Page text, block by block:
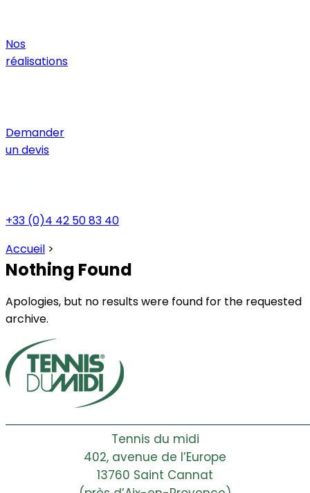
Nos
réalisations
Demander
un devis
+33 (0)4 42 50 83 40
Accueil >
Nothing Found
Apologies, but no results were found for the requested
archive.
Tennis du midi
402, avenue de l’Europe
13760 Saint Cannat